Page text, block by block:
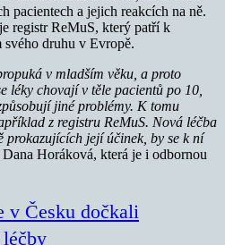
pacientech a jejich reakcích na ně.
registr ReMuS, který patří k
svého druhu v Evropě.
v mladším věku, a proto
léky chovají v těle pacientů po 10,
jiné problémy. K tomu
z registru ReMuS. Nová léčba
prokazujících její účinek, by se k ní
Horáková, která je i odbornou
v Česku dočkali